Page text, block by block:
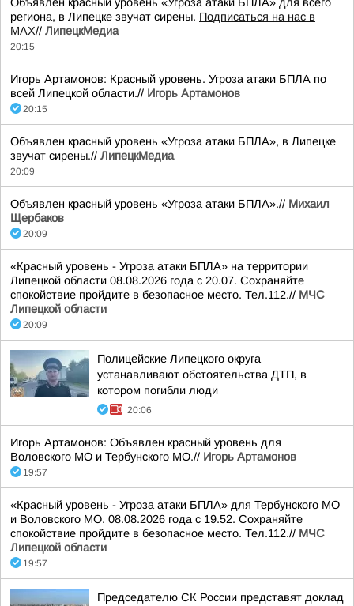
региона, в Липецке звучат сирены. Подписаться на нас в
МАХ// ЛипецкМедиа
20:15
Игорь Артамонов: Красный уровень. Угроза атаки БПЛА по
всей Липецкой области.// Игорь Артамонов
20:15
Объявлен красный уровень «Угроза атаки БПЛА», в Липецке
звучат сирены.// ЛипецкМедиа
20:09
Объявлен красный уровень «Угроза атаки БПЛА».// Михаил
Щербаков
20:09
«Красный уровень - Угроза атаки БПЛА» на территории
Липецкой области 08.08.2026 года с 20.07. Сохраняйте
спокойствие пройдите в безопасное место. Тел.112.// МЧС
Липецкой области
20:09
Полицейские Липецкого округа
устанавливают обстоятельства ДТП, в
котором погибли люди
20:06
Игорь Артамонов: Объявлен красный уровень для
Воловского МО и Тербунского МО.// Игорь Артамонов
19:57
«Красный уровень - Угроза атаки БПЛА» для Тербунского МО
и Воловского МО. 08.08.2026 года с 19.52. Сохраняйте
спокойствие пройдите в безопасное место. Тел.112.// МЧС
Липецкой области
19:57
Председателю СК России представят доклад